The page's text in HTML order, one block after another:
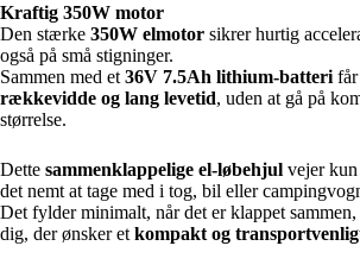
Kraftig 350W motor
Den stærke 350W elmotor sikrer hurtig
også på små stigninger.
Sammen med et 36V 7.5Ah lithium-batteri
rækkevidde og lang levetid, uden at gå på
størrelse.
Dette sammenklappelige el-løbehjul vejer kun
det nemt at tage med i tog, bil eller
Det fylder minimalt, når det er klappet
dig, der ønsker et kompakt og